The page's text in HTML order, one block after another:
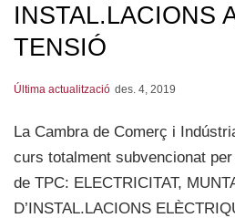
INSTAL.LACIONS
TENSIÓ
Última actualització des. 4, 2019
La Cambra de Comerç i
curs totalment subvencionat
de TPC: ELECTRICITAT,
D’INSTAL.LACIONS